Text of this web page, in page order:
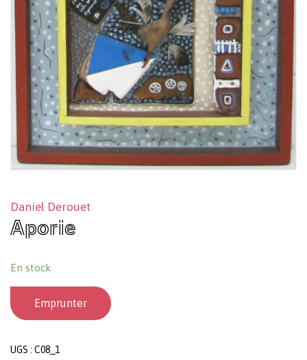
Daniel Derouet
Aporie
En stock
Emprunter
UGS : C08_1